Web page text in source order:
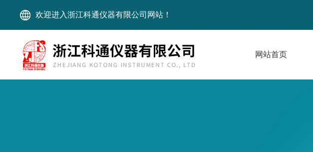
欢迎进入浙江科通仪器有限公司网站！
网站首页